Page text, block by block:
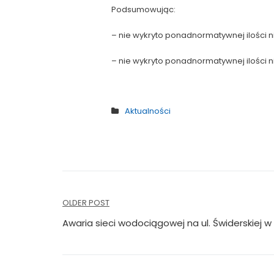
Podsumowując:
– nie wykryto ponadnormatywnej ilości
– nie wykryto ponadnormatywnej ilości
Aktualności
Nawigacja
wpisu
OLDER POST
Awaria sieci wodociągowej na ul. Świderskiej